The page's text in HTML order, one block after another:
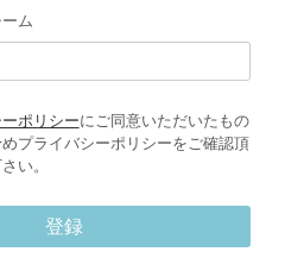
ム
ポリシーにご同意いただいたもの
プライバシーポリシーをご確認頂
い。
登録